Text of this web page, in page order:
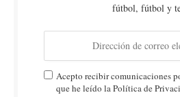
fútbol, fútbol y
Acepto recibir comunicaciones
que he leído la Política de